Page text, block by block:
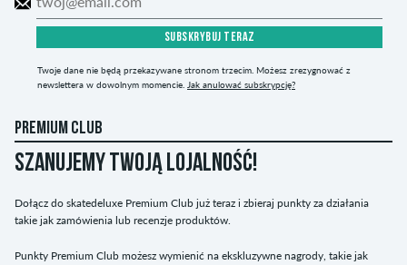
SUBSKRYBUJ TERAZ
Twoje dane nie będą przekazywane stronom trzecim. Możesz zrezygnować z
newslettera w dowolnym momencie. Jak anulować subskrypcję?
PREMIUM CLUB
SZANUJEMY TWOJĄ LOJALNOŚĆ!
Dołącz do skatedeluxe Premium Club już teraz i zbieraj punkty za działania
takie jak zamówienia lub recenzje produktów.
Punkty Premium Club możesz wymienić na ekskluzywne nagrody, takie jak